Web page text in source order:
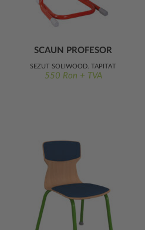
SCAUN PROFESOR
NORA ERGO
ȘEZUT SOLIWOOD, TAPIȚAT
550 Ron + TVA